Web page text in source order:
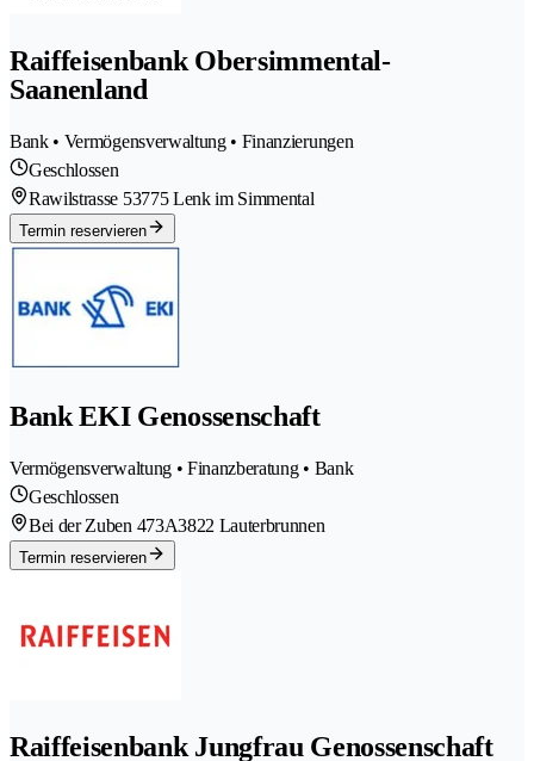
Raiffeisenbank Obersimmental-
Saanenland
Bank • Vermögensverwaltung • Finanzierungen
Geschlossen
Rawilstrasse 53775 Lenk im Simmental
Termin reservieren
Bank EKI Genossenschaft
Vermögensverwaltung • Finanzberatung • Bank
Geschlossen
Bei der Zuben 473A3822 Lauterbrunnen
Termin reservieren
Raiffeisenbank Jungfrau Genossenschaft